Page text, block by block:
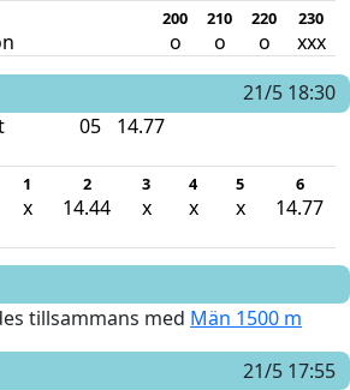
200 210 220 230
o o o xxx
21/5 18:30
05 14.77
1 2 3 4 5 6
x 14.44 x x x 14.77
tillsammans med Män 1500 m
21/5 17:55